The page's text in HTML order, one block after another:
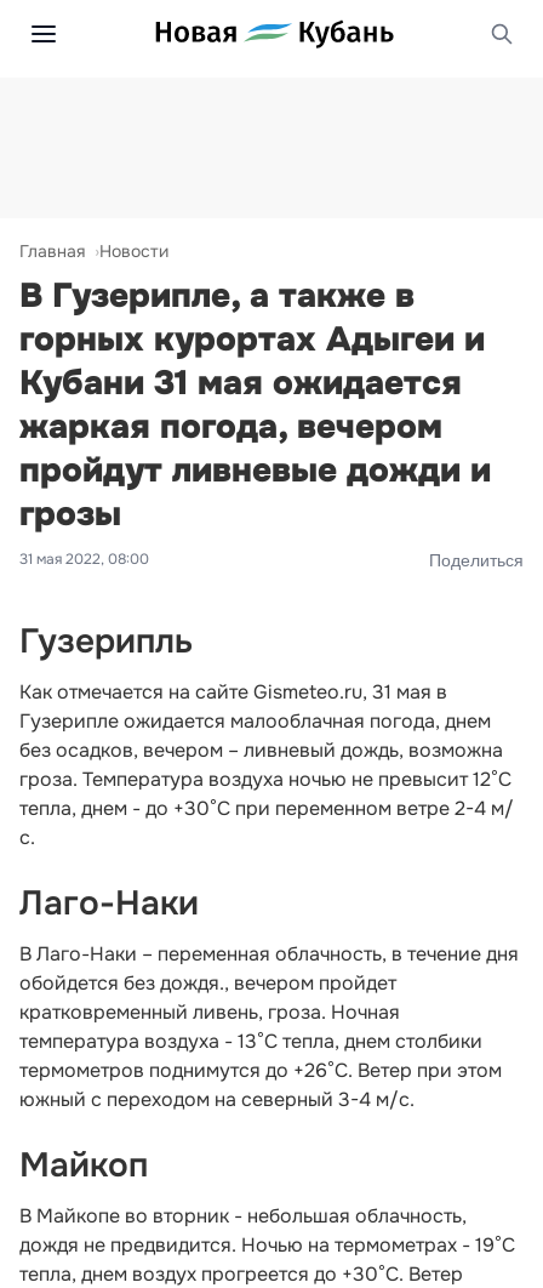
Главная Новости
В Гузерипле, а также в
горных курортах Адыгеи и
Кубани 31 мая ожидается
жаркая погода, вечером
пройдут ливневые дожди и
грозы
31 мая 2022, 08:00 Поделиться
Гузерипль
Как отмечается на сайте Gismeteo.ru, 31 мая в
Гузерипле ожидается малооблачная погода, днем
без осадков, вечером – ливневый дождь, возможна
гроза. Температура воздуха ночью не превысит 12°С
тепла, днем - до +30°С при переменном ветре 2-4 м/
с.
Лаго-Наки
В Лаго-Наки – переменная облачность, в течение дня
обойдется без дождя., вечером пройдет
кратковременный ливень, гроза. Ночная
температура воздуха - 13°С тепла, днем столбики
термометров поднимутся до +26°С. Ветер при этом
южный с переходом на северный 3-4 м/с.
Майкоп
В Майкопе во вторник - небольшая облачность,
дождя не предвидится. Ночью на термометрах - 19°С
тепла, днем воздух прогреется до +30°С. Ветер